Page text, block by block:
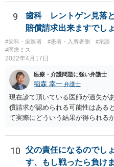
9
歯科 レントゲン見落
賠償請求出来ますでし
#歯科・歯医者 #患者・入所者側 #示談
#医療ミス
2022年4月17日
医療・介護問題に強い弁護士
稲森 幸一 弁護士
現在診て頂いている医師が過失が
償請求が認められる可能性はある
て実際にどういう結果が得られる
療費や精神的苦痛を受けた分の慰
などが考えられます。 頑張ってく
10
父の責任になるのでし
す、もし戦ったら負け